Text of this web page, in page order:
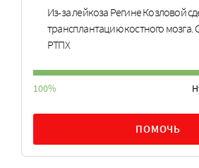
Из-за лейкоза Регине Козловой
трансплантацию костного мозга.
РТПХ
100%
ПОМОЧЬ